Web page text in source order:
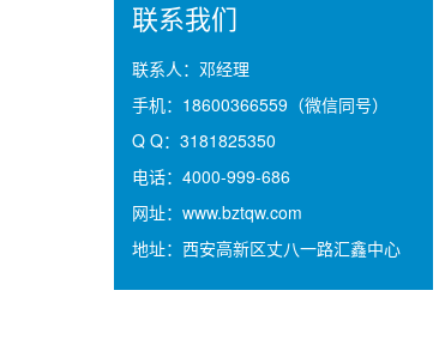
联系我们
联系人： 邓经理
手机： 18600366559（微信同号）
Q Q： 3181825350
电话： 4000-999-686
网址： www.bztqw.com
地址： 西安高新区丈八一路汇鑫中心